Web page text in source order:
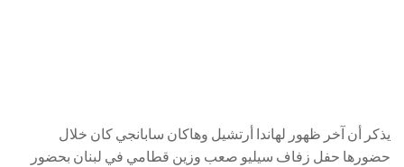
يذكر أن آخر ظهور لهاندا أرتشيل وهاكان سابانجي كان خلال
حضورها حفل زفاف سيليو صعب وزين قطامي في لبنان بحضور